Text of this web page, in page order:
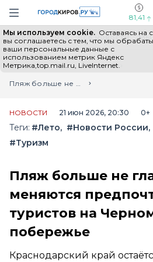
Навигация сайта
81,41
Мы используем cookie. Оставаясь на
вы соглашаетесь с тем, что мы
ваши персональные данные с
использованием метрик Яндекс
Метрика,top.mail.ru, LiveInternet.
Выборы - 2026 Все новости Мы
Главная
Лента новостей
Пляж больше не главное: как меняются предпочтения туристов на Черноморском побережье
НОВОСТИ 21 июн 2026, 20:30 0+
Теги: #Лето #Новости России
#Туризм
Пляж больше не
меняются
туристов на
побережье
Краснодарский край